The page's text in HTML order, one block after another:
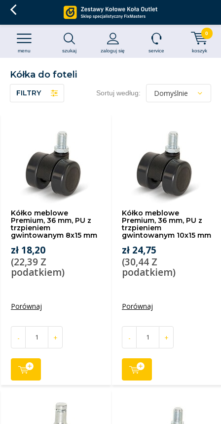
szukaj zaloguj się
menu service koszyk
0
Kółka do foteli
FILTRY Sortuj według:
Kółko meblowe
Premium, 36 mm, PU z
trzpieniem
gwintowanym 8x15 mm
zł 18,20
(22,39 Z
podatkiem)
Porównaj
- +
Kółko meblowe
Premium, 36 mm, PU z
trzpieniem
gwintowanym 10x15 mm
zł 24,75
(30,44 Z
podatkiem)
Porównaj
- +